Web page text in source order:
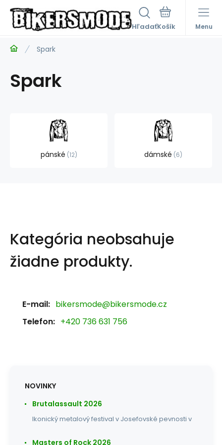
Hľadať Menu
Spark
Spark
pánské 12 dámské 6
Kategória neobsahuje
žiadne produkty.
E-mail: bikersmode@bikersmode.cz
Telefon: +420 736 631 756
NOVINKY
Brutalassault 2026
Ikonický metalový festival v Josefovské pevnosti v
Masters of Rock 2026